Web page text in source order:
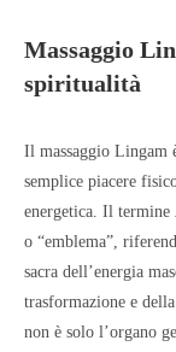
Massaggio
spiritualità
Il massaggio Lingam
semplice piacere
energetica. Il termine
o “emblema”,
sacra dell’energia
trasformazione e
non è solo l’organo